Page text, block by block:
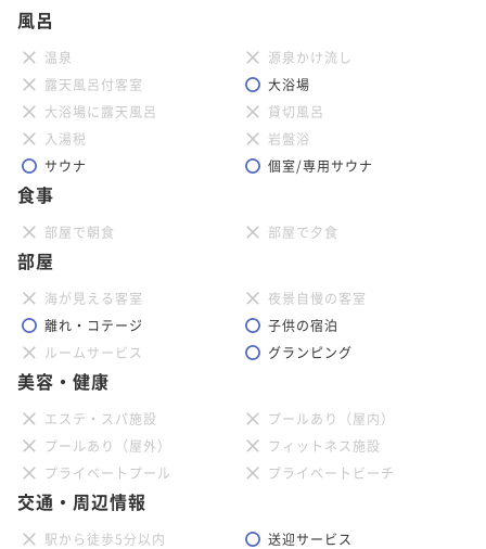
風呂
温泉
源泉かけ流し
露天風呂付客室
大浴場
大浴場に露天風呂
貸切風呂
入湯税
岩盤浴
サウナ
個室/専用サウナ
食事
部屋で朝食 部屋で夕食
部屋
海が見える客室
夜景自慢の客室
離れ・コテージ
子供の宿泊
ルームサービス
グランピング
美容・健康
エステ・スパ施設
プールあり（屋内）
プールあり（屋外）
フィットネス施設
プライベートプール
プライベートビーチ
交通・周辺情報
駅から徒歩5分以内
送迎サービス